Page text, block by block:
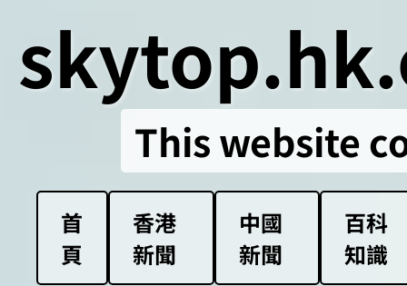
This website
首
頁
香港
新聞
中國
新聞
百科
知識